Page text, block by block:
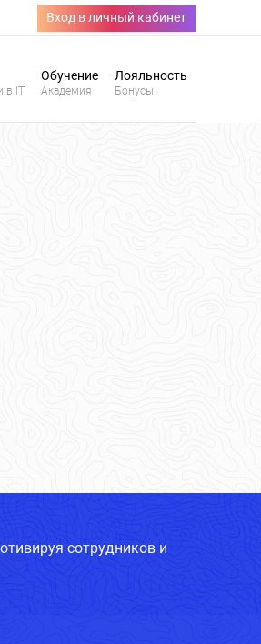
Вход в личный кабинет
в IT
Обучение
Академия
Лояльность
Бонусы
сотрудников и